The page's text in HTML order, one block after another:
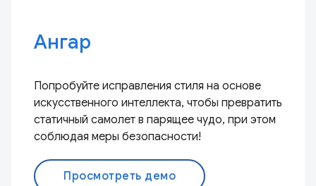
Ангар
Попробуйте исправления стиля на основе
искусственного интеллекта, чтобы превратить
статичный самолет в парящее чудо, при этом
соблюдая меры безопасности!
Просмотреть демо